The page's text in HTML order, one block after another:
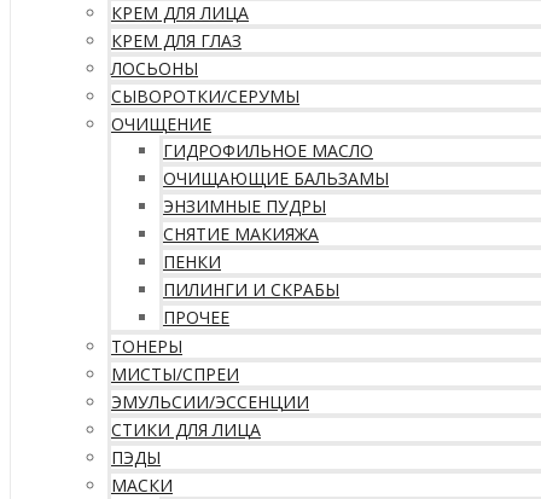
КРЕМ ДЛЯ ЛИЦА
КРЕМ ДЛЯ ГЛАЗ
ЛОСЬОНЫ
СЫВОРОТКИ/СЕРУМЫ
ОЧИЩЕНИЕ
ГИДРОФИЛЬНОЕ МАСЛО
ОЧИЩАЮЩИЕ БАЛЬЗАМЫ
ЭНЗИМНЫЕ ПУДРЫ
СНЯТИЕ МАКИЯЖА
ПЕНКИ
ПИЛИНГИ И СКРАБЫ
ПРОЧЕЕ
ТОНЕРЫ
МИСТЫ/СПРЕИ
ЭМУЛЬСИИ/ЭССЕНЦИИ
СТИКИ ДЛЯ ЛИЦА
ПЭДЫ
МАСКИ